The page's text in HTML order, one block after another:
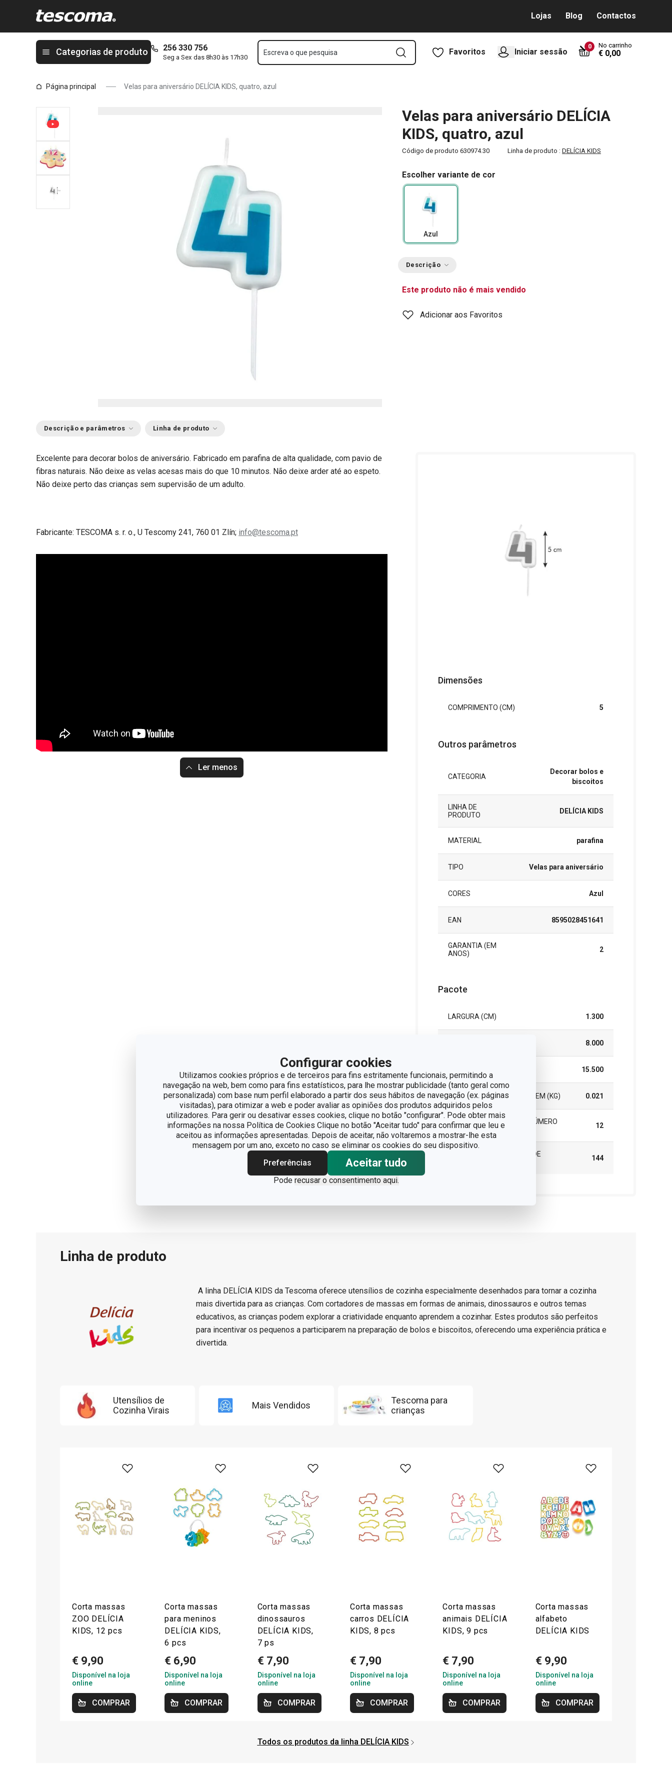
Configurar cookies
Utilizamos cookies próprios e de terceiros para fins estritamente funcionais, permitindo a
navegação na web, bem como para fins estatísticos, para lhe mostrar publicidade (tanto geral como
personalizada) com base num perfil elaborado a partir dos seus hábitos de navegação (ex. páginas
visitadas), para otimizar a web e poder avaliar as opiniões dos produtos adquiridos pelos
utilizadores. Para gerir ou desativar esses cookies, clique no botão "configurar". Pode obter mais
informações na nossa Política de Cookies Clique no botão "Aceitar tudo" para confirmar que leu e
aceitou as informações apresentadas. Depois de aceitar, não voltaremos a mostrar-lhe esta
mensagem por um ano, exceto no caso se eliminar os cookies do seu dispositivo.
Preferências
Aceitar tudo
Pode recusar o consentimento aqui.
Lojas Blog Contactos
Categorias de produto 256 330 756
Seg a Sex das 8h30 às 17h30
Escreva o que pesquisa Favoritos Iniciar sessão
0 No carrinho
€ 0,00
Página principal Velas para aniversário DELÍCIA KIDS, quatro, azul
Velas para aniversário DELÍCIA
KIDS, quatro, azul
Código de produto 630974.30 Linha de produto : DELÍCIA KIDS
Escolher variante de cor
Azul
Descrição
Este produto não é mais vendido
Adicionar aos Favoritos
Descrição e parâmetros Linha de produto
Excelente para decorar bolos de aniversário. Fabricado em parafina de alta qualidade, com pavio de
fibras naturais. Não deixe as velas acesas mais do que 10 minutos. Não deixe arder até ao espeto.
Não deixe perto das crianças sem supervisão de um adulto.
Fabricante: TESCOMA s. r. o., U Tescomy 241, 760 01 Zlín; info@tescoma.pt
Ler menos
Dimensões
COMPRIMENTO (CM) 5
Outros parâmetros
CATEGORIA
Decorar bolos e
biscoitos
LINHA DE
PRODUTO
DELÍCIA KIDS
MATERIAL parafina
TIPO Velas para aniversário
CORES Azul
EAN 8595028451641
GARANTIA (EM
ANOS)
2
Pacote
LARGURA (CM) 1.300
8.000
15.500
PESO INCLUINDO EMBALAGEM (KG) 0.021
EMBALAGEM DE GRUPO (NÚMERO
DE PEÇAS)
12
CAIXA MASTER (NÚMERO DE
144
Linha de produto
A linha DELÍCIA KIDS da Tescoma oferece utensílios de cozinha especialmente desenhados para tornar a cozinha
mais divertida para as crianças. Com cortadores de massas em formas de animais, dinossauros e outros temas
educativos, as crianças podem explorar a criatividade enquanto aprendem a cozinhar. Estes produtos são perfeitos
para incentivar os pequenos a participarem na preparação de bolos e biscoitos, oferecendo uma experiência prática e
divertida.
Utensílios de
Cozinha Virais
Mais Vendidos
Tescoma para
crianças
Corta massas
ZOO DELÍCIA
KIDS, 12 pcs
€ 9,90
Disponível na loja
online
COMPRAR
Corta massas
para meninos
DELÍCIA KIDS,
6 pcs
€ 6,90
Disponível na loja
online
COMPRAR
Corta massas
dinossauros
DELÍCIA KIDS,
7 ps
€ 7,90
Disponível na loja
online
COMPRAR
Corta massas
carros DELÍCIA
KIDS, 8 pcs
€ 7,90
Disponível na loja
online
COMPRAR
Corta massas
animais DELÍCIA
KIDS, 9 pcs
€ 7,90
Disponível na loja
online
COMPRAR
Corta massas
alfabeto
DELÍCIA KIDS
€ 9,90
Disponível na loja
online
COMPRAR
Todos os produtos da linha DELÍCIA KIDS